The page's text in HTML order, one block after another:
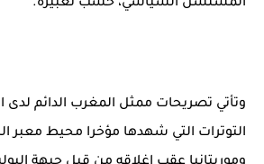
المسلسل السياسي، حسب تعبيره.
وتأتي تصريحات ممثل المغرب الدائم لدى
التوترات التي شهدها مؤخرا محيط معبر